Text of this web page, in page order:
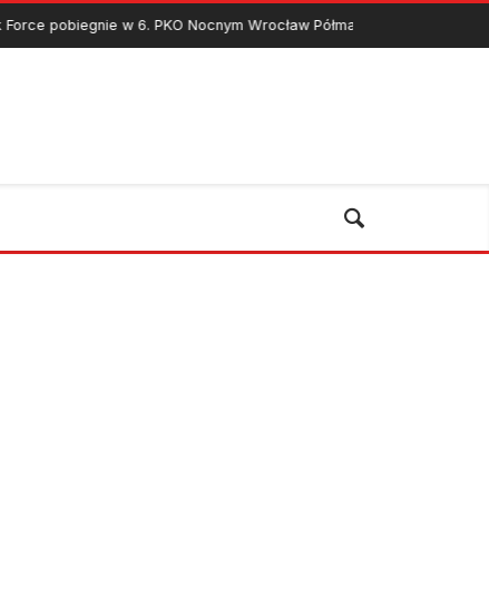
w 6. PKO Nocnym Wrocław Półmaratonie